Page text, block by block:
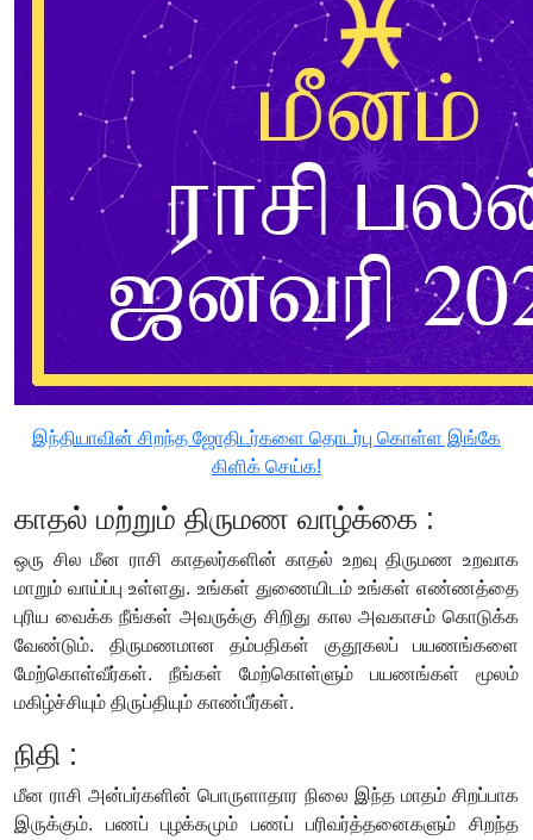
இந்தியாவின் சிறந்த ஜோதிடர்களை தொடர்பு கொள்ள இங்கே
கிளிக் செய்க!
காதல் மற்றும் திருமண வாழ்க்கை :
ஒரு சில மீன ராசி காதலர்களின் காதல் உறவு திருமண உறவாக
மாறும் வாய்ப்பு உள்ளது. உங்கள் துணையிடம் உங்கள் எண்ணத்தை
புரிய வைக்க நீங்கள் அவருக்கு சிறிது கால அவகாசம் கொடுக்க
வேண்டும். திருமணமான தம்பதிகள் குதூகலப் பயணங்களை
மேற்கொள்வீர்கள். நீங்கள் மேற்கொள்ளும் பயணங்கள் மூலம்
மகிழ்ச்சியும் திருப்தியும் காண்பீர்கள்.
நிதி :
மீன ராசி அன்பர்களின் பொருளாதார நிலை இந்த மாதம் சிறப்பாக
இருக்கும். பணப் புழக்கமும் பணப் பரிவர்த்தனைகளும் சிறந்த